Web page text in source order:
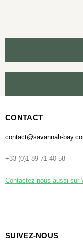
CONTACT
contact@savannah-
+33 (0)1 89 71 40 58
Contactez-nous aussi sur
SUIVEZ-NOUS